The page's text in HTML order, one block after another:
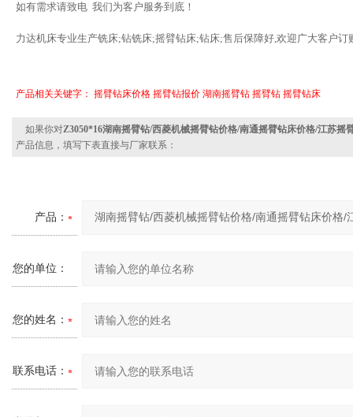
如有需求请致电 我们为客户服务到底！
力达机床专业生产铣床;钻铣床;摇臂钻床;钻床;售后保障好,欢迎广大客户订
产品相关关键字： 摇臂钻床价格 摇臂钻报价 湖南摇臂钻 摇臂钻 摇臂钻床
如果你对Z3050*16湖南摇臂钻/西菱机械摇臂钻价格/南通摇臂钻床价格/江苏摇
产品信息，填写下表直接与厂家联系：
产品：
您的单位：
您的姓名：
联系电话：